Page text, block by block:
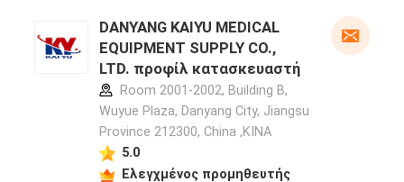
DANYANG KAIYU MEDICAL
EQUIPMENT SUPPLY CO.,
LTD. προφίλ κατασκευαστή
Room 2001-2002, Building B,
Wuyue Plaza, Danyang City, Jiangsu
Province 212300, China ,ΚΙΝΑ
5.0
Ελεγχμένος προμηθευτής